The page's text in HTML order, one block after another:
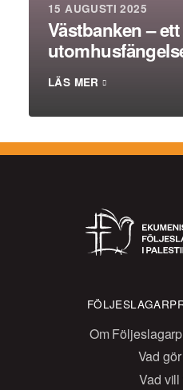
15 AUGUSTI 2025
Västbanken –
LÄS MER
Om
Vad
Vad vill